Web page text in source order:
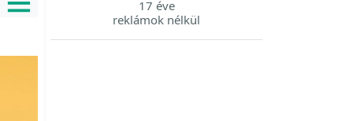
17 éve
reklámok nélkül